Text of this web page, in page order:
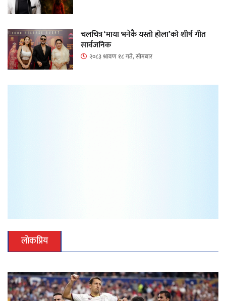
चलचित्र ‘माया भनेकै यस्तो होला’को शीर्ष गीत
सार्वजनिक
२०८३ श्रावण १८ गते, सोमबार
लोकप्रिय